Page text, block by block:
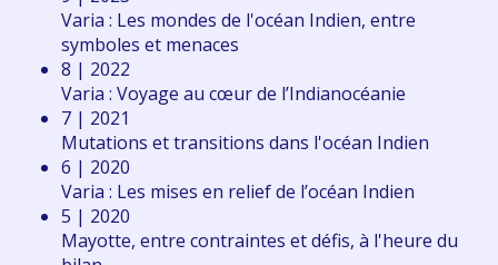
Varia : Les mondes de l'océan Indien, entre
symboles et menaces
8 | 2022
Varia : Voyage au cœur de l’Indianocéanie
7 | 2021
Mutations et transitions dans l'océan Indien
6 | 2020
Varia : Les mises en relief de l’océan Indien
5 | 2020
Mayotte, entre contraintes et défis, à l'heure du